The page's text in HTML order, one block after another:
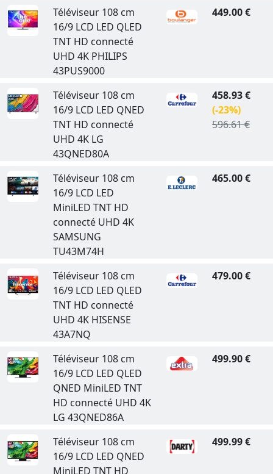
Téléviseur 108 cm
16/9 LCD LED QLED
TNT HD connecté
UHD 4K PHILIPS
43PUS9000
449.00 €
Téléviseur 108 cm
16/9 LCD LED QNED
TNT HD connecté
UHD 4K LG
43QNED80A
458.93 €
(-23%)
596.61 €
Téléviseur 108 cm
16/9 LCD LED
MiniLED TNT HD
connecté UHD 4K
SAMSUNG
TU43M74H
465.00 €
Téléviseur 108 cm
16/9 LCD LED QLED
TNT HD connecté
UHD 4K HISENSE
43A7NQ
479.00 €
Téléviseur 108 cm
16/9 LCD LED QLED
QNED MiniLED TNT
HD connecté UHD 4K
LG 43QNED86A
499.90 €
Téléviseur 108 cm
16/9 LCD LED QNED
MiniLED TNT HD
499.99 €